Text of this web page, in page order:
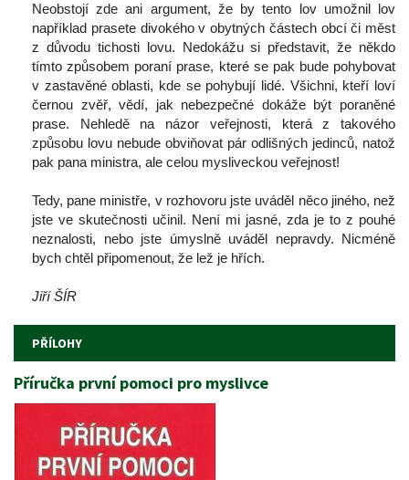
Neobstojí zde ani argument, že by tento lov umožnil lov
například prasete divokého v obytných částech obcí či měst
z důvodu tichosti lovu. Nedokážu si představit, že někdo
tímto způsobem poraní prase, které se pak bude pohybovat
v zastavěné oblasti, kde se pohybují lidé. Všichni, kteří loví
černou zvěř, vědí, jak nebezpečné dokáže být poraněné
prase. Nehledě na názor veřejnosti, která z takového
způsobu lovu nebude obviňovat pár odlišných jedinců, natož
pak pana ministra, ale celou mysliveckou veřejnost!
Tedy, pane ministře, v rozhovoru jste uváděl něco jiného, než
jste ve skutečnosti učinil. Není mi jasné, zda je to z pouhé
neznalosti, nebo jste úmyslně uváděl nepravdy. Nicméně
bych chtěl připomenout, že lež je hřích.
Jiří ŠÍR
PŘÍLOHY
Příručka první pomoci pro myslivce